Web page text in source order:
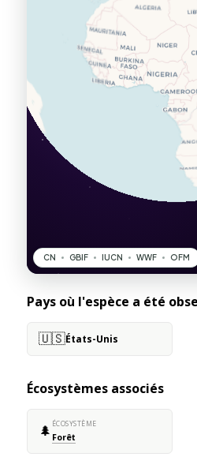
Pays où l'espèce a été
🇺🇸États-Unis
Écosystèmes associés
🌲 ÉCOSYSTÈME
Forêt